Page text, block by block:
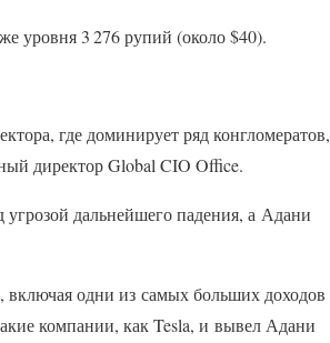
уровня 3 276 рупий (около $40).
где доминирует ряд конгломератов,
директор Global CIO Office.
дальнейшего падения, а Адани
одни из самых больших доходов
компании, как Tesla, и вывел Адани